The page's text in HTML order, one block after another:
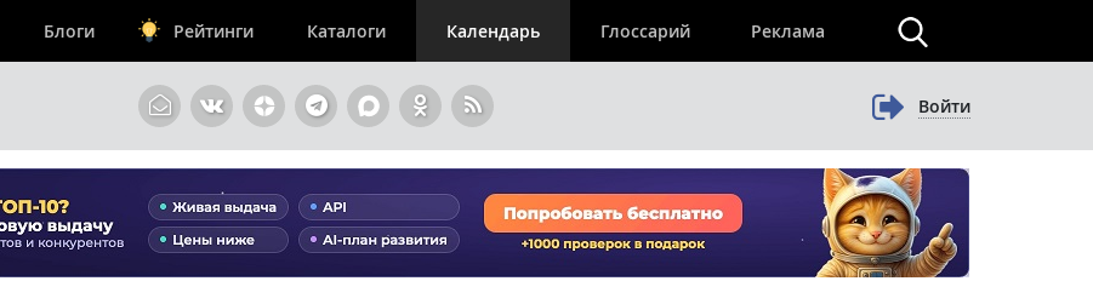
Блоги Рейтинги Каталоги Календарь Глоссарий Реклама
Войти